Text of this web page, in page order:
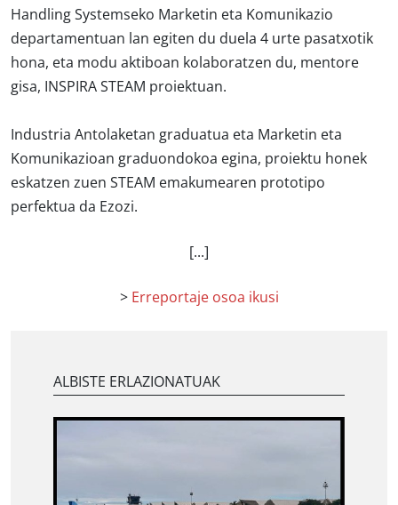
Handling Systemseko Marketin eta Komunikazio
departamentuan lan egiten du duela 4 urte pasatxotik
hona, eta modu aktiboan kolaboratzen du, mentore
gisa, INSPIRA STEAM proiektuan.
Industria Antolaketan graduatua eta Marketin eta
Komunikazioan graduondokoa egina, proiektu honek
eskatzen zuen STEAM emakumearen prototipo
perfektua da Ezozi.
[...]
>Erreportaje osoa ikusi
ALBISTE ERLAZIONATUAK